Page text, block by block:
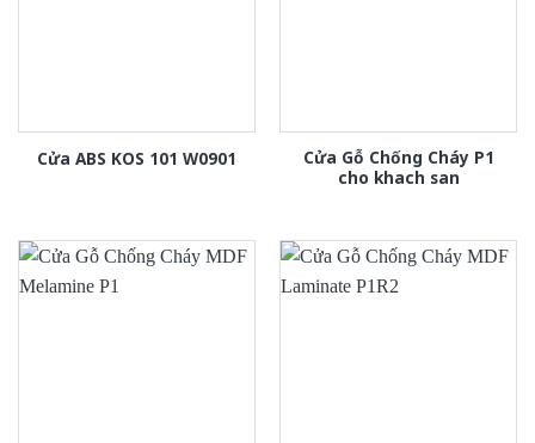
Cửa ABS KOS 101 W0901
Cửa Gỗ Chống Cháy P1
cho khach san